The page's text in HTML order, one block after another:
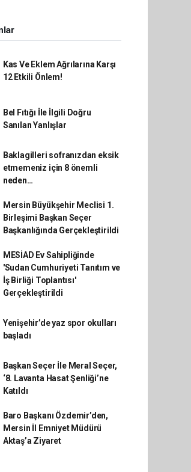
Kas Ve Eklem Ağrılarına Karşı
12 Etkili Önlem!
Bel Fıtığı İle İlgili Doğru
Sanılan Yanlışlar
Baklagilleri sofranızdan eksik
etmemeniz için 8 önemli
neden…
Mersin Büyükşehir Meclisi 1.
Birleşimi Başkan Seçer
Başkanlığında Gerçekleştirildi
MESİAD Ev Sahipliğinde
'Sudan Cumhuriyeti Tanıtım ve
İş Birliği Toplantısı'
Gerçekleştirildi
Yenişehir’de yaz spor okulları
başladı
Başkan Seçer İle Meral Seçer,
‘8. Lavanta Hasat Şenliği’ne
Katıldı
Baro Başkanı Özdemir’den,
Mersin İl Emniyet Müdürü
Aktaş’a Ziyaret